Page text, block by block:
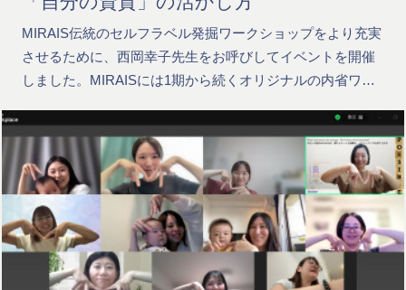
MIRAIS伝統のセルフラベル発掘ワークショップをより充実
させるために、西岡幸子先生をお呼びしてイベントを開催
しました。MIRAISには1期から続くオリジナルの内省ワ…